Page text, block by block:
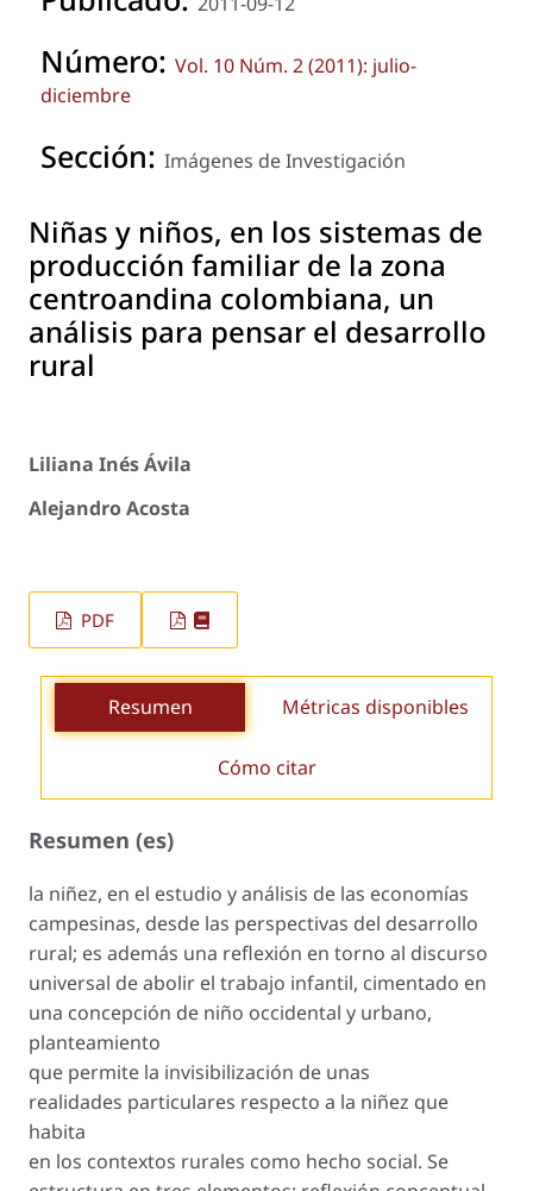
Número: Vol. 10 Núm. 2 (2011): julio-
diciembre
Sección: Imágenes de Investigación
Niñas y niños, en los sistemas de
producción familiar de la zona
centroandina colombiana, un
análisis para pensar el desarrollo
rural
Liliana Inés Ávila
Alejandro Acosta
PDF
Resumen Métricas disponibles
Cómo citar
Resumen (es)
la niñez, en el estudio y análisis de las economías
campesinas, desde las perspectivas del desarrollo
rural; es además una reflexión en torno al discurso
universal de abolir el trabajo infantil, cimentado en
una concepción de niño occidental y urbano,
planteamiento
que permite la invisibilización de unas
realidades particulares respecto a la niñez que
habita
en los contextos rurales como hecho social. Se